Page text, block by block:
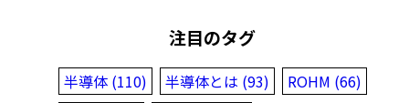
注目のタグ
半導体 (110) 半導体とは (93)
ROHM (66)